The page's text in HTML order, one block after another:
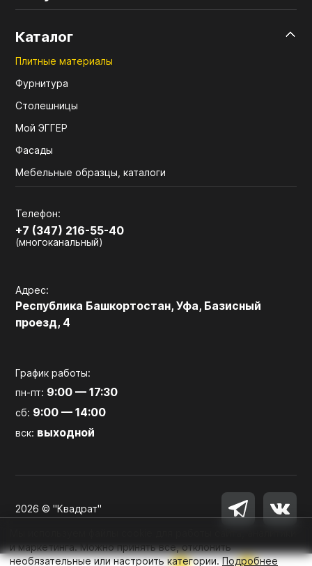
Каталог
Плитные материалы
Фурнитура
Столешницы
Мой ЭГГЕР
Фасады
Мебельные образцы, каталоги
Телефон:
+7 (347) 216-55-40
(многоканальный)
Адрес:
Республика Башкортостан, Уфа, Базисный
проезд, 4
График работы:
пн-пт: 9:00 — 17:30
сб: 9:00 — 14:00
вск: выходной
2026 © "Квадрат"
и маркетинга. Можно принять все, отклонить
необязательные или настроить категории.Подробнее